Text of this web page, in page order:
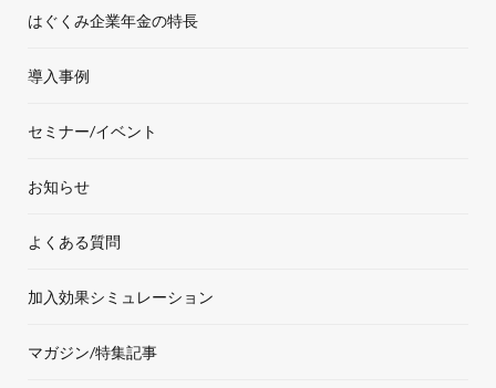
o
はぐくみ企業年金の特長
導入事例
セミナー/イベント
お知らせ
よくある質問
加入効果シミュレーション
マガジン/特集記事